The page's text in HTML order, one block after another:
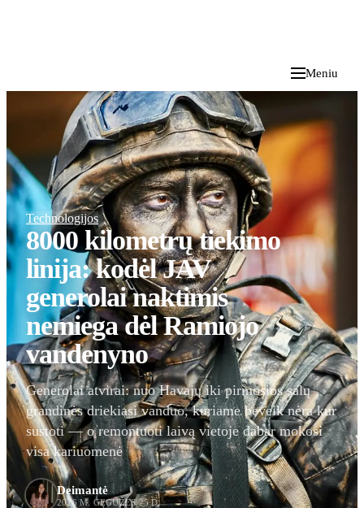
Meniu
Technologijos
8000 kilometrų tiekimo
linija: kodėl JAV
generolai naktimis
nemiega dėl Ramiojo
vandenyno
Generolai atvirai: nuo Havajų iki pirmosios salų
grandinės driekiasi vanduo, kuriame beveik nėra kur
sustoti — o remontuoti laivą vietoje dabar mokosi
visa kariuomenė
Deimantė
2026 M. GEGUŽĖS 25 D.